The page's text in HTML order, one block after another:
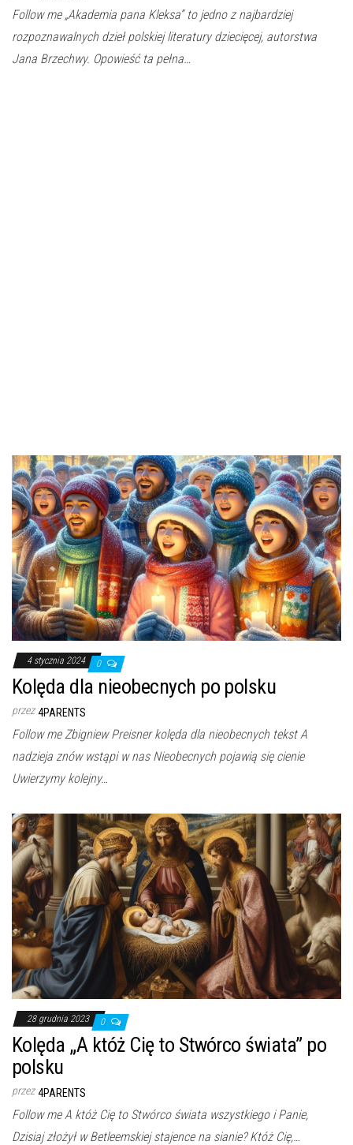
Follow me „Akademia pana Kleksa” to jedno z najbardziej
rozpoznawalnych dzieł polskiej literatury dziecięcej, autorstwa
Jana Brzechwy. Opowieść ta pełna…
4 stycznia 2024 0
Kolęda dla nieobecnych po polsku
przez 4PARENTS
Follow me Zbigniew Preisner kolęda dla nieobecnych tekst A
nadzieja znów wstąpi w nas Nieobecnych pojawią się cienie
Uwierzymy kolejny…
28 grudnia 2023 0
Kolęda „A któż Cię to Stwórco świata” po
polsku
przez 4PARENTS
Follow me A któż Cię to Stwórco świata wszystkiego i Panie,
Dzisiaj złożył w Betleemskiej stajence na sianie? Któż Cię,…